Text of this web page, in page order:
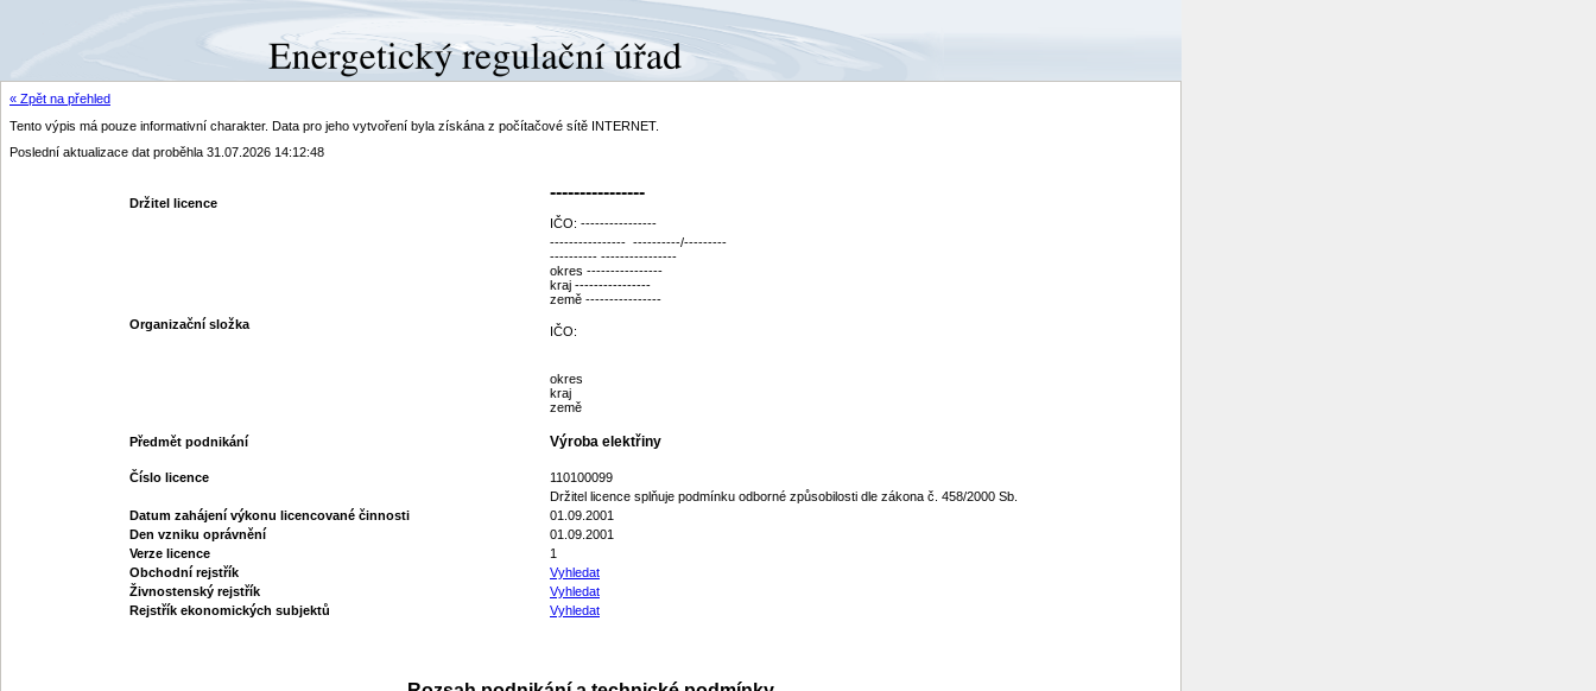
« Zpět na přehled
Tento výpis má pouze informativní charakter. Data pro jeho vytvoření byla získána z počítačové sítě INTERNET.
Poslední aktualizace dat proběhla 31.07.2026 14:12:48
Držitel licence
----------------
IČO: ----------------
---------------- ----------/---------
---------- ----------------
okres ----------------
kraj ----------------
země ----------------
Organizační složka
IČO:
okres
kraj
země
Předmět podnikání Výroba elektřiny
Číslo licence
110100099
Držitel licence splňuje podmínku odborné způsobilosti dle zákona č. 458/2000 Sb.
Datum zahájení výkonu licencované činnosti
01.09.2001
Den vzniku oprávnění
01.09.2001
Verze licence
1
Obchodní rejstřík
Vyhledat
Živnostenský rejstřík
Vyhledat
Rejstřík ekonomických subjektů
Vyhledat